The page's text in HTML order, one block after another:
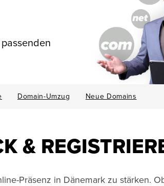
Domain-Umzug Neue Domains
&
Präsenz in Dänemark zu stärken.